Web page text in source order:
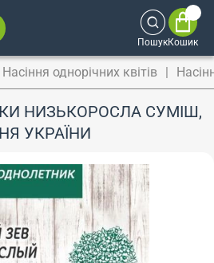
ПошукКошик
Насіння однорічних квітів
НИЗЬКОРОСЛА СУМІШ,
УКРАЇНИ